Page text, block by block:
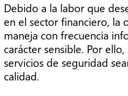
Debido a la labor que
en el sector financiero, la
maneja con frecuencia
carácter sensible. Por
servicios de seguridad
calidad.